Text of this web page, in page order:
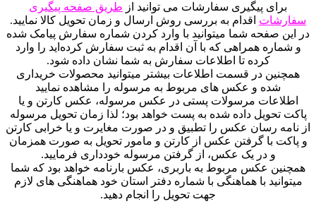
برای پیگیری سفارشات می توانید از طریق صفحه پیگیری
سفارشات اقدام به بررسی روش ارسال و زمان تحویل کالا نمایید.
در این صفحه شما میتوانید با وارد کردن شماره سفارش پیامک شده
و شماره همراهی که با آن اقدام به ثبت سفارش کرده‌اید را وارد
کرده تا اطلاعات سفارش به شما نشان داده شود.
همچنین در قسمت اطلاعات بیشتر میتوانید محصولات خریداری
شده و عکس های مربوط به مرسوله را مشاهده نمایید
اطلاعات مرسولات پستی در عکس مرسوله، عکس کارتن و یا
پاکت تحویل داده شده به پست خواهد بود؛ لذا زمان تحویل مرسوله
از نامه رسان عکس را تطبیق و در صورت مغایرت و یا خرابی کارتن
و پاکت با گرفتن عکس از کارتن و مامور تحویل به صورت همزمان
و در یک عکس، از گرفتن مرسوله خودداری فرمایید.
همچنین عکس مربوط به باربری، عکس بارنامه خواهد بود که شما
میتوانید با هماهنگی با شماره دفتر استان خود هماهنگی های لازم
جهت تحویل را انجام دهید.